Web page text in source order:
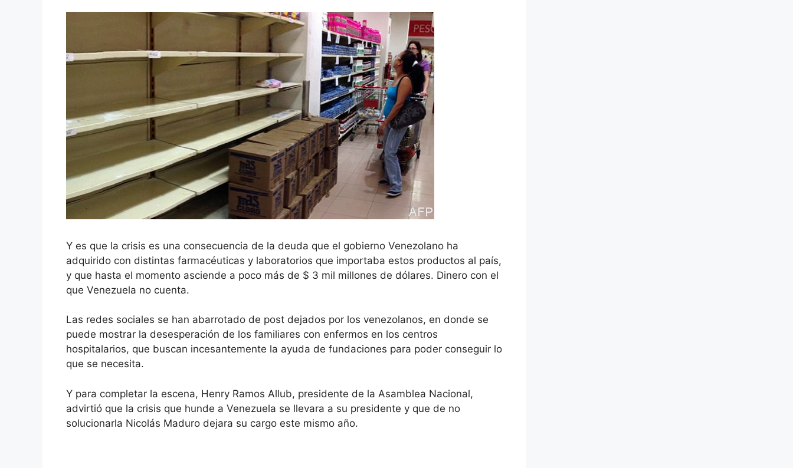
Y es que la crisis es una consecuencia de la deuda que el gobierno Venezolano ha
adquirido con distintas farmacéuticas y laboratorios que importaba estos productos al país,
y que hasta el momento asciende a poco más de $ 3 mil millones de dólares. Dinero con el
que Venezuela no cuenta.
Las redes sociales se han abarrotado de post dejados por los venezolanos, en donde se
puede mostrar la desesperación de los familiares con enfermos en los centros
hospitalarios, que buscan incesantemente la ayuda de fundaciones para poder conseguir lo
que se necesita.
Y para completar la escena, Henry Ramos Allub, presidente de la Asamblea Nacional,
advirtió que la crisis que hunde a Venezuela se llevara a su presidente y que de no
solucionarla Nicolás Maduro dejara su cargo este mismo año.